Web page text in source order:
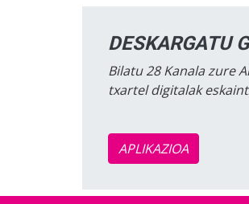
DESKARGATU
Bilatu 28 Kanala zure
txartel digitalak
APLIKAZIOA